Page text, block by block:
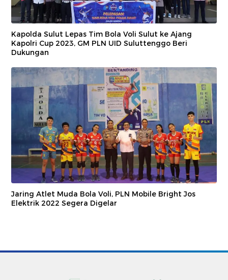
Kapolda Sulut Lepas Tim Bola Voli Sulut ke Ajang
Kapolri Cup 2023, GM PLN UID Suluttenggo Beri
Dukungan
Jaring Atlet Muda Bola Voli, PLN Mobile Bright Jos
Elektrik 2022 Segera Digelar